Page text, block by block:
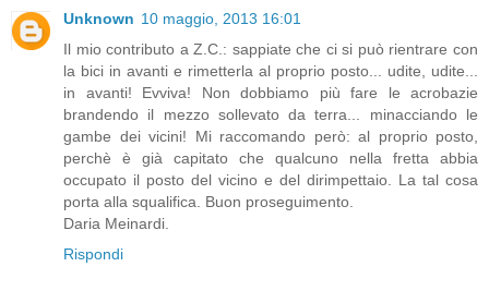
Unknown 10 maggio, 2013 16:01
Il mio contributo a Z.C.: sappiate che ci si può rientrare con
la bici in avanti e rimetterla al proprio posto... udite, udite...
in avanti! Evviva! Non dobbiamo più fare le acrobazie
brandendo il mezzo sollevato da terra... minacciando le
gambe dei vicini! Mi raccomando però: al proprio posto,
perchè è già capitato che qualcuno nella fretta abbia
occupato il posto del vicino e del dirimpettaio. La tal cosa
porta alla squalifica. Buon proseguimento.
Daria Meinardi.
Rispondi